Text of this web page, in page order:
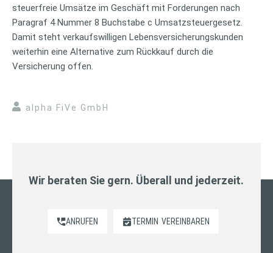
steuerfreie Umsätze im Geschäft mit Forderungen nach
Paragraf 4 Nummer 8 Buchstabe c Umsatzsteuergesetz.
Damit steht verkaufswilligen Lebensversicherungskunden
weiterhin eine Alternative zum Rückkauf durch die
Versicherung offen.
alpha FiVe GmbH
Wir beraten Sie gern. Überall und jederzeit.
ANRUFEN TERMIN VEREINBAREN